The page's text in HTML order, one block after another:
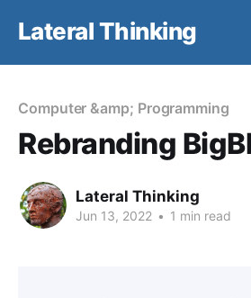
Lateral Thinking
Computer &amp; Programming
Rebranding
Lateral Thinking
Jun 13, 2022 • 1 min read